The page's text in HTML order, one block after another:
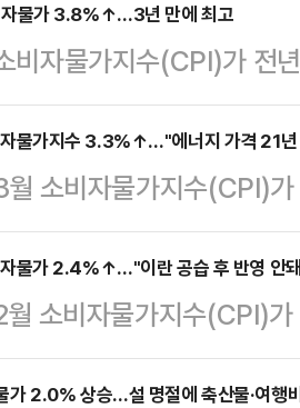
물가 3.8%↑…3년 만에 최고
비자물가지수(CPI)가 전
일(현지시간) 보도했다.
변동성이 큰 식품 및 에너
했다고 밝혔다. 전월의
계한 전문가 예상치와 일
란 전쟁의 여파로 에너지
상을 차지했다. 특히 휘
물가지수 3.3%↑…"에너지 가격 21년
월 소비자물가지수(CPI)
일(현지시간) 보도했다.
비 3.3%, 전월 대비
전망치인 3.3%와 일치
쟁 이후 물가가 반영된
물가 2.4%↑…"이란 공습 후 반영 안
소비자물가지수(CPI)
시간) 보도했다.미 노동
가 2.0% 상승…설 명절에 축산물·여행